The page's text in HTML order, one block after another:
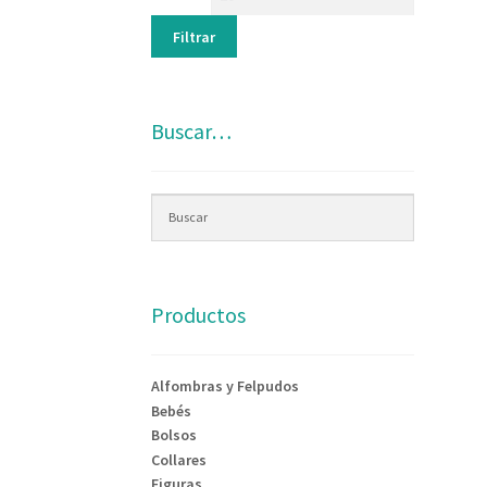
Filtrar
Buscar…
Productos
Alfombras y Felpudos
Bebés
Bolsos
Collares